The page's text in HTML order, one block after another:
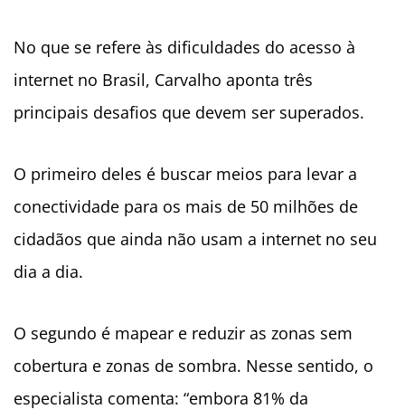
No que se refere às dificuldades do acesso à
internet no Brasil, Carvalho aponta três
principais desafios que devem ser superados.
O primeiro deles é buscar meios para levar a
conectividade para os mais de 50 milhões de
cidadãos que ainda não usam a internet no seu
dia a dia.
O segundo é mapear e reduzir as zonas sem
cobertura e zonas de sombra. Nesse sentido, o
especialista comenta: “embora 81% da